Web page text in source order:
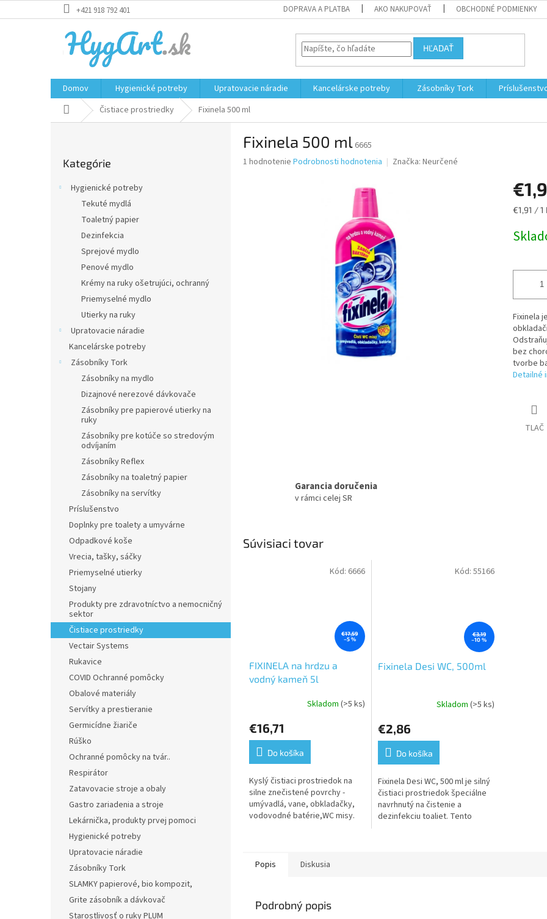
na
+421 918 792 401 DOPRAVA A PLATBA AKO NAKUPOVAŤ OBCHODNÉ PODMIENKY
HĽADAŤ
Domov Hygienické potreby Upratovacie náradie Kancelárske potreby Zásobníky Tork
Domov Čistiace prostriedky Fixinela 500 ml
kategórie
Kategórie
Hygienické potreby
Tekuté mydlá
Toaletný papier
Dezinfekcia
Sprejové mydlo
Penové mydlo
Krémy na ruky ošetrujúci, ochranný
Priemyselné mydlo
Utierky na ruky
Upratovacie náradie
Kancelárske potreby
Zásobníky Tork
Zásobníky na mydlo
Dizajnové nerezové dávkovače
Zásobníky pre papierové utierky na
ruky
Zásobníky pre kotúče so stredovým
odvíjaním
Zásobníky Reflex
Zásobníky na toaletný papier
Zásobníky na servítky
Príslušenstvo
Doplnky pre toalety a umyvárne
Odpadkové koše
Vrecia, tašky, sáčky
Priemyselné utierky
Stojany
Produkty pre zdravotníctvo a nemocničný
sektor
Čistiace prostriedky
Vectair Systems
Rukavice
COVID Ochranné pomôcky
Obalové materiály
Servítky a prestieranie
Germicídne žiariče
Rúško
Ochranné pomôcky na tvár..
Respirátor
Zatavovacie stroje a obaly
Gastro zariadenia a stroje
Lekárnička, produkty prvej pomoci
Hygienické potreby
Upratovacie náradie
Zásobníky Tork
SLAMKY papierové, bio kompozit,
Grite zásobník a dávkovač
Starostlivosť o ruky PLUM
Fixinela 500 ml 6665
Priemerné
1 hodnotenie Podrobnosti hodnotenia Značka: Neurčené
€1,91 / 1
Fixinela
bez
tvorbe
Detailné
TLAČ
Garancia doručenia
v rámci celej SR
Súvisiaci tovar
€17,59
–5 %
FIXINELA na hrdzu a
vodný kameň 5l
produktu
je
4,0
z
5
hviezdičiek.
Skladom (>5 ks)
€16,71
Do košíka
Kyslý čistiaci prostriedok na
silne znečistené povrchy -
umývadlá, vane, obkladačky,
vodovodné batérie,WC misy.
Kód: 6666
€3,19
–10 %
Fixinela Desi WC, 500ml
Skladom (>5 ks)
€2,86
Do košíka
Fixinela Desi WC, 500 ml je silný
čistiaci prostriedok špeciálne
navrhnutý na čistenie a
dezinfekciu toaliet. Tento
Kód: 55166
Popis Diskusia
Podrobný popis